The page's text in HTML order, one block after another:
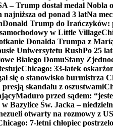
– Trump dostał medal Nobla
od ponad 3 latNa
Donald Trump do Irańczyków:
w Little Village
Donalda Trumpa z
Uniwersytetu RushPo 25
Białego DomuStany
Chicago: 33-latek
się o stanowisko burmistrza
skandalu z oszustwami
Maduro przed sądem:
w Bazylice Św. Jacka –
otwarty na rozmowy z
7-letni chłopiec